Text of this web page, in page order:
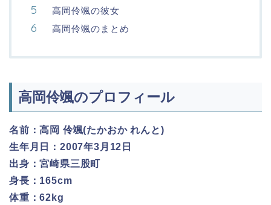
高岡伶颯の彼女
高岡伶颯のまとめ
高岡伶颯のプロフィール
名前：高岡 伶颯(たかおか れんと)
生年月日：2007年3月12日
出身：宮崎県三股町
身長：165cm
体重：62kg